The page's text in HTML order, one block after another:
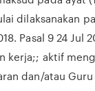
dilaksanakan
Pasal 9 24 Jul
kerja;; aktif
dan/atau